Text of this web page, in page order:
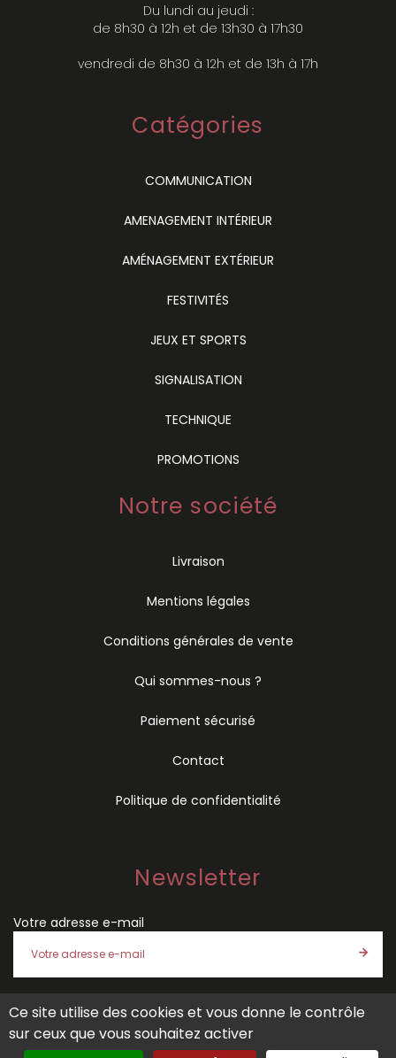
Du lundi au jeudi :
de 8h30 à 12h et de 13h30 à 17h30
vendredi de 8h30 à 12h et de 13h à 17h
Catégories
COMMUNICATION
AMENAGEMENT INTÉRIEUR
AMÉNAGEMENT EXTÉRIEUR
FESTIVITÉS
JEUX ET SPORTS
SIGNALISATION
TECHNIQUE
PROMOTIONS
Notre société
Livraison
Mentions légales
Conditions générales de vente
Qui sommes-nous ?
Paiement sécurisé
Contact
Politique de confidentialité
Newsletter
Votre adresse e-mail
J'accepte les conditions générales de venteet lapolitique
de confidentialité
Ce site utilise des cookies et vous donne le contrôle
sur ceux que vous souhaitez activer